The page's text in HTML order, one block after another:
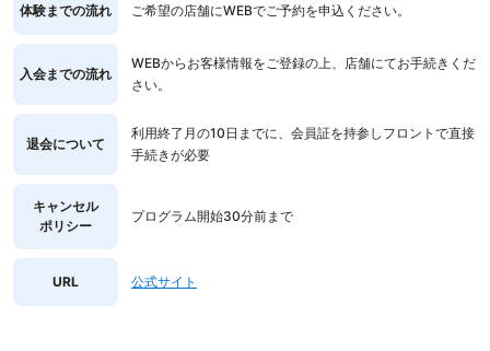
体験までの流れ ご希望の店舗にWEBでご予約を申込ください。
入会までの流れ
WEBからお客様情報をご登録の上、店舗にてお手続きくだ
さい。
退会について
利用終了月の10日までに、会員証を持参しフロントで直接
手続きが必要
キャンセル
ポリシー
プログラム開始30分前まで
URL 公式サイト